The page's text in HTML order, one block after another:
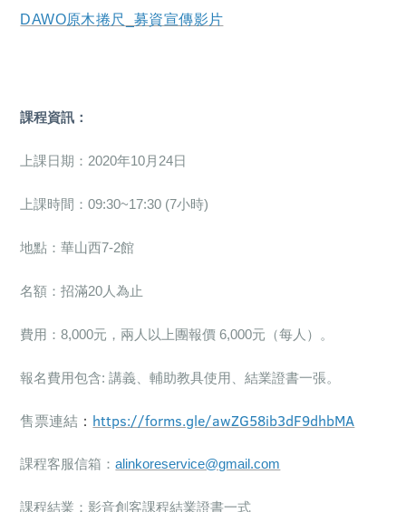
DAWO原木捲尺 _募資宣傳影片
課程資訊：
上課日期：2020年10月24日
上課時間：09:30~17:30 (7小時)
地點：華山西7-2館
名額：招滿20人為止
費用：8,000元，兩人以上團報價 6,000元（每人）。
報名費用包含: 講義、輔助教具使用、結業證書一張。
售票連結 ： https://forms.gle/awZG58ib3dF9dhbMA
課程客服信箱：alinkoreservice@gmail.com
課程結業：影音創客課程結業證書一式